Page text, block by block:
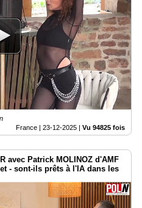
France | 23-12-2025 | Vu 94825 fois
avec Patrick MOLINOZ d'AMF
- sont-ils prêts à l'IA dans les